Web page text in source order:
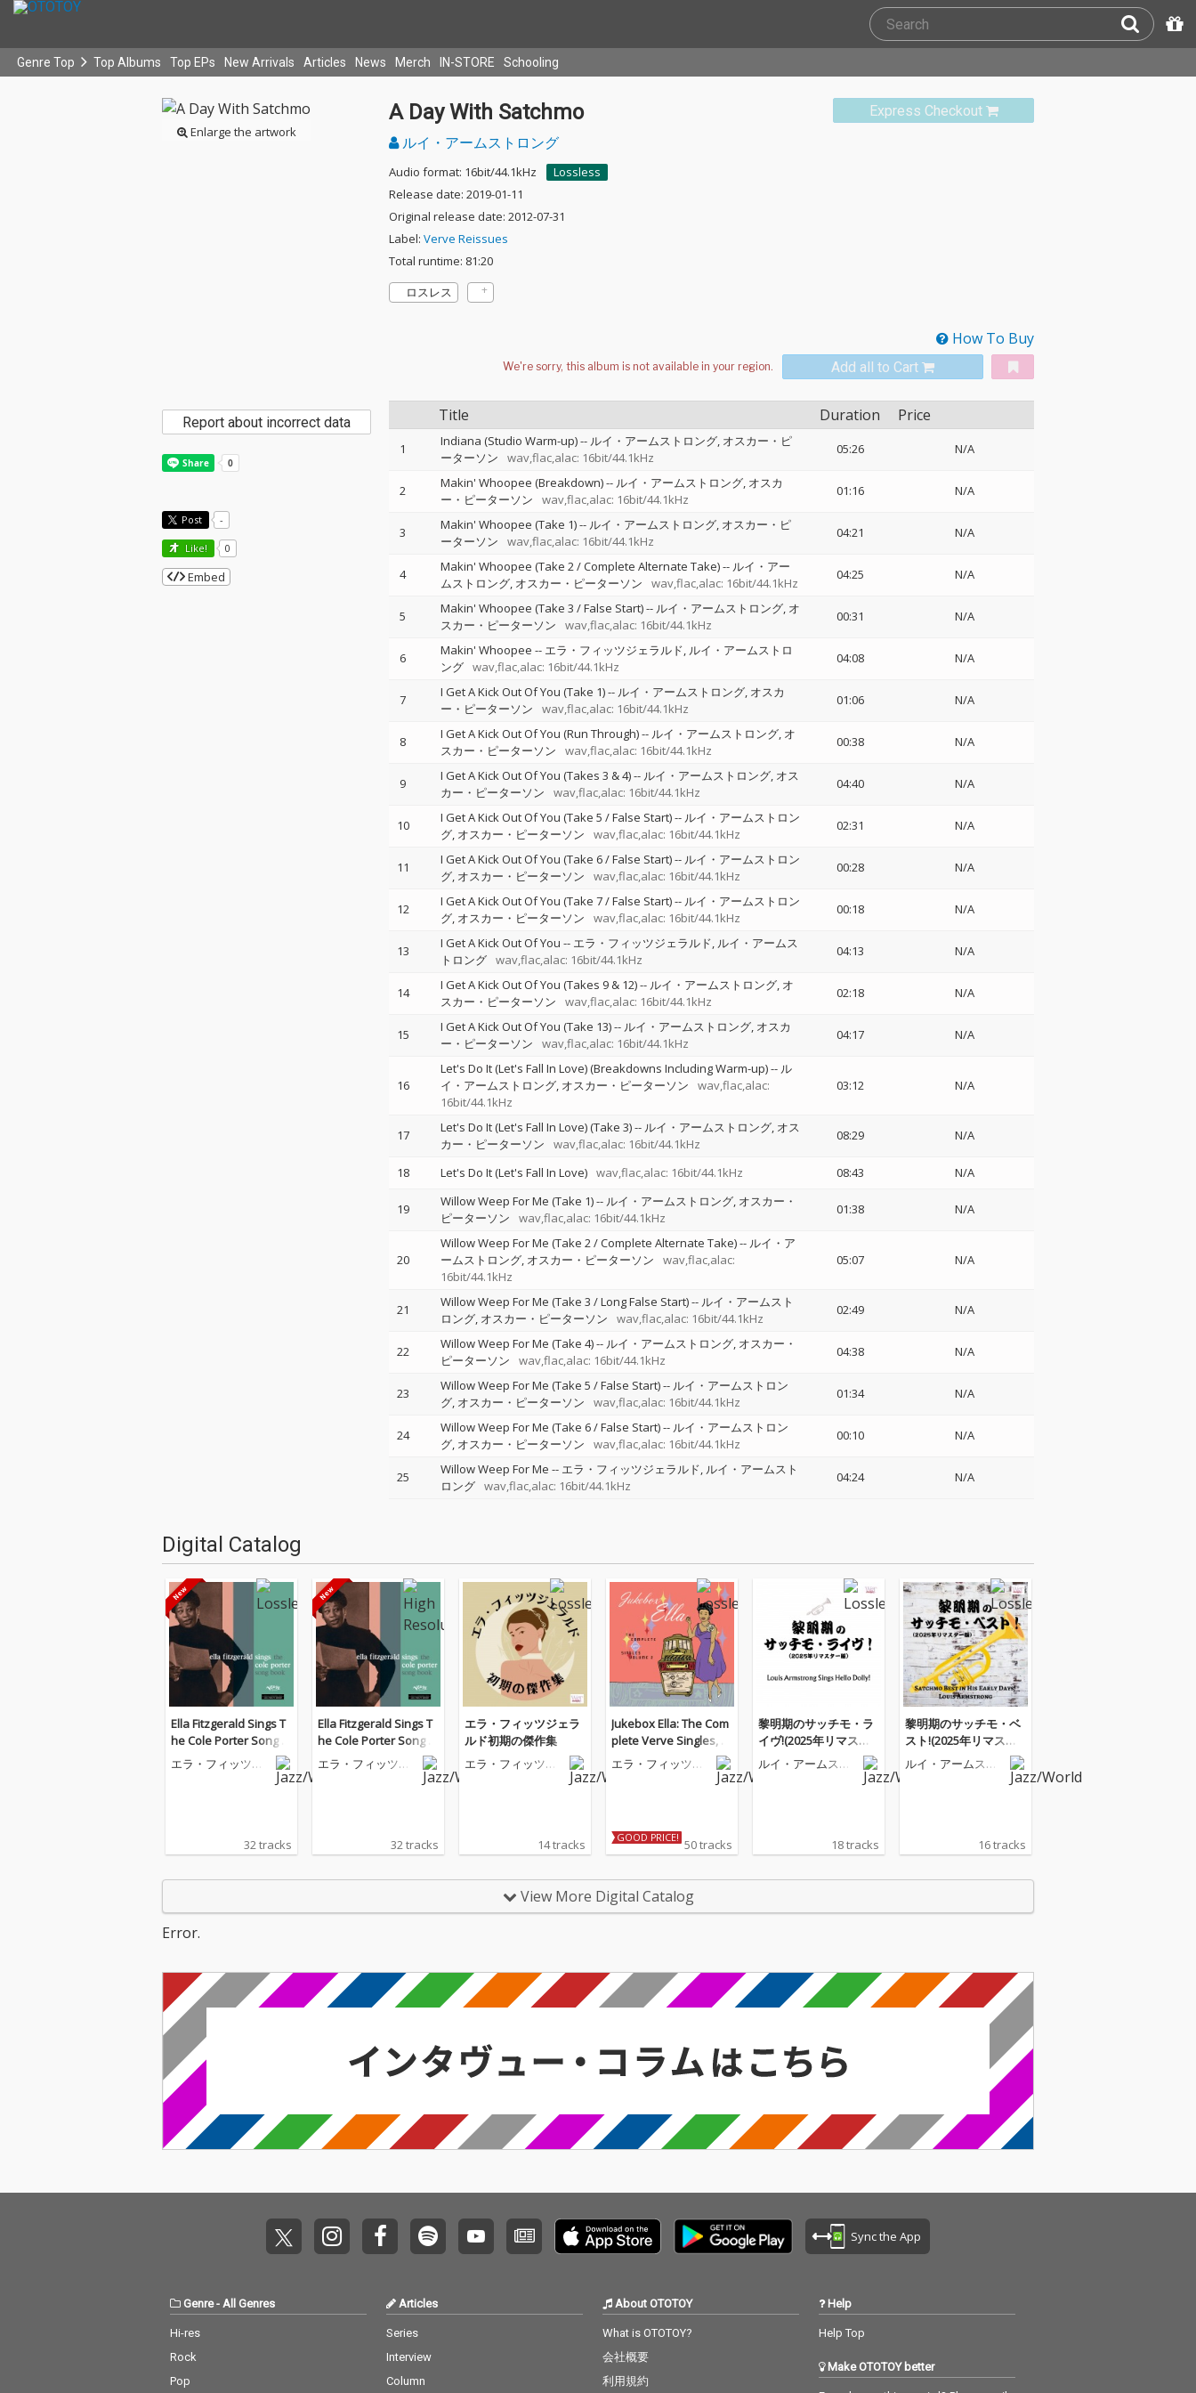
Genre Top Top Albums Top EPs New Arrivals Articles News Merch IN-STORE Schooling
Enlarge the artwork
Express Checkout
A Day With Satchmo
ルイ・アームストロング
Audio format: 16bit/44.1kHz
Lossless
Release date: 2019-01-11
Original release date: 2012-07-31
Label: Verve Reissues
Total runtime: 81:20
ロスレス
How To Buy
Add all to Cart
Title Duration Price
1 Indiana (Studio Warm-up)-- ルイ・アームストロング オスカー・ピ
ーターソン
wav,flac,alac: 16bit/44.1kHz
05:26 N/A
2 Makin' Whoopee (Breakdown)-- ルイ・アームストロング オスカ
ー・ピーターソン
wav,flac,alac: 16bit/44.1kHz
01:16 N/A
3 Makin' Whoopee (Take 1)-- ルイ・アームストロング オスカー・ピ
ーターソン
wav,flac,alac: 16bit/44.1kHz
04:21 N/A
4 Makin' Whoopee (Take 2 / Complete Alternate Take)-- ルイ・アー
ムストロング オスカー・ピーターソン wav,flac,alac: 16bit/44.1kHz
04:25 N/A
5 Makin' Whoopee (Take 3 / False Start)-- ルイ・アームストロング オ
スカー・ピーターソン
wav,flac,alac: 16bit/44.1kHz
00:31 N/A
6 Makin' Whoopee -- エラ・フィッツジェラルド ルイ・アームストロ
ング wav,flac,alac: 16bit/44.1kHz
04:08 N/A
7 I Get A Kick Out Of You (Take 1)-- ルイ・アームストロング オスカ
ー・ピーターソン
wav,flac,alac: 16bit/44.1kHz
01:06 N/A
8 I Get A Kick Out Of You (Run Through)-- ルイ・アームストロング オ
スカー・ピーターソン
wav,flac,alac: 16bit/44.1kHz
00:38 N/A
9 I Get A Kick Out Of You (Takes 3 & 4)-- ルイ・アームストロング オス
カー・ピーターソン
wav,flac,alac: 16bit/44.1kHz
04:40 N/A
10 I Get A Kick Out Of You (Take 5 / False Start)-- ルイ・アームストロン
グ オスカー・ピーターソン wav,flac,alac: 16bit/44.1kHz
02:31 N/A
11 I Get A Kick Out Of You (Take 6 / False Start)-- ルイ・アームストロン
グ オスカー・ピーターソン wav,flac,alac: 16bit/44.1kHz
00:28 N/A
12 I Get A Kick Out Of You (Take 7 / False Start)-- ルイ・アームストロン
グ オスカー・ピーターソン wav,flac,alac: 16bit/44.1kHz
00:18 N/A
13 I Get A Kick Out Of You -- エラ・フィッツジェラルド ルイ・アームス
トロング wav,flac,alac: 16bit/44.1kHz
04:13 N/A
14 I Get A Kick Out Of You (Takes 9 & 12)-- ルイ・アームストロング オ
スカー・ピーターソン
wav,flac,alac: 16bit/44.1kHz
02:18 N/A
15 I Get A Kick Out Of You (Take 13)-- ルイ・アームストロング オスカ
ー・ピーターソン
wav,flac,alac: 16bit/44.1kHz
04:17 N/A
16
Let's Do It (Let's Fall In Love) (Breakdowns Including Warm-up)-- ル
イ・アームストロング オスカー・ピーターソン
wav,flac,alac:
16bit/44.1kHz
03:12 N/A
17 Let's Do It (Let's Fall In Love) (Take 3)-- ルイ・アームストロング オス
カー・ピーターソン
wav,flac,alac: 16bit/44.1kHz
08:29 N/A
18 Let's Do It (Let's Fall In Love) wav,flac,alac: 16bit/44.1kHz 08:43 N/A
19 Willow Weep For Me (Take 1)-- ルイ・アームストロング オスカー・
ピーターソン
wav,flac,alac: 16bit/44.1kHz
01:38 N/A
20
Willow Weep For Me (Take 2 / Complete Alternate Take)-- ルイ・ア
ームストロング オスカー・ピーターソン
wav,flac,alac:
16bit/44.1kHz
05:07 N/A
21 Willow Weep For Me (Take 3 / Long False Start)-- ルイ・アームスト
ロング オスカー・ピーターソン wav,flac,alac: 16bit/44.1kHz
02:49 N/A
22 Willow Weep For Me (Take 4)-- ルイ・アームストロング オスカー・
ピーターソン
wav,flac,alac: 16bit/44.1kHz
04:38 N/A
23 Willow Weep For Me (Take 5 / False Start)-- ルイ・アームストロン
グ オスカー・ピーターソン wav,flac,alac: 16bit/44.1kHz
01:34 N/A
24 Willow Weep For Me (Take 6 / False Start)-- ルイ・アームストロン
グ オスカー・ピーターソン wav,flac,alac: 16bit/44.1kHz
00:10 N/A
25 Willow Weep For Me -- エラ・フィッツジェラルド ルイ・アームスト
ロング wav,flac,alac: 16bit/44.1kHz
04:24 N/A
Report about incorrect data
Post -
Like! 0
Embed
Digital Catalog
Ella Fitzgerald Sings T
he Cole Porter Song B
ook
エラ・フィッツジ
32 tracks
Ella Fitzgerald Sings T
he Cole Porter Song B
ook
エラ・フィッツジ
32 tracks
エラ・フィッツジェラ
ルド初期の傑作集
エラ・フィッツジ
14 tracks
Jukebox Ella: The Com
plete Verve Singles, V
ol. 2
エラ・フィッツジ
GOOD PRICE! 50 tracks
黎明期のサッチモ・ラ
イヴ!(2025年リマスタ
ー版)
ルイ・アームスト
18 tracks
黎明期のサッチモ・ベ
スト!(2025年リマスタ
ー版)
ルイ・アームスト
16 tracks
View More Digital Catalog
Error.
Sync the App
Genre- All Genres
Hi-res
Rock
Pop
Articles
Series
Interview
Column
About OTOTOY
What is OTOTOY?
会社概要
利用規約
Help
Help Top
Make OTOTOY better